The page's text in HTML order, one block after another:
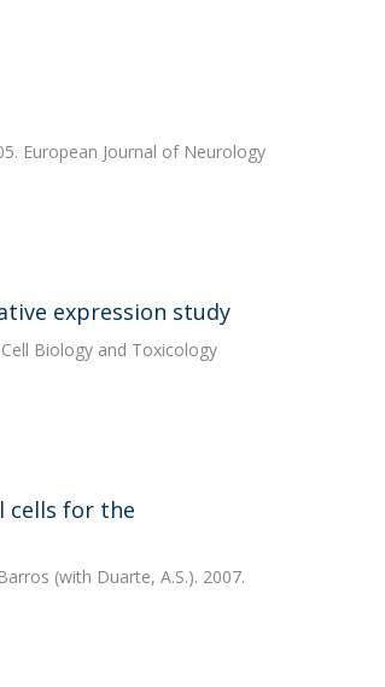
European Journal of Neurology
expression study
Biology and Toxicology
cells for the
(with Duarte, A.S.). 2007.